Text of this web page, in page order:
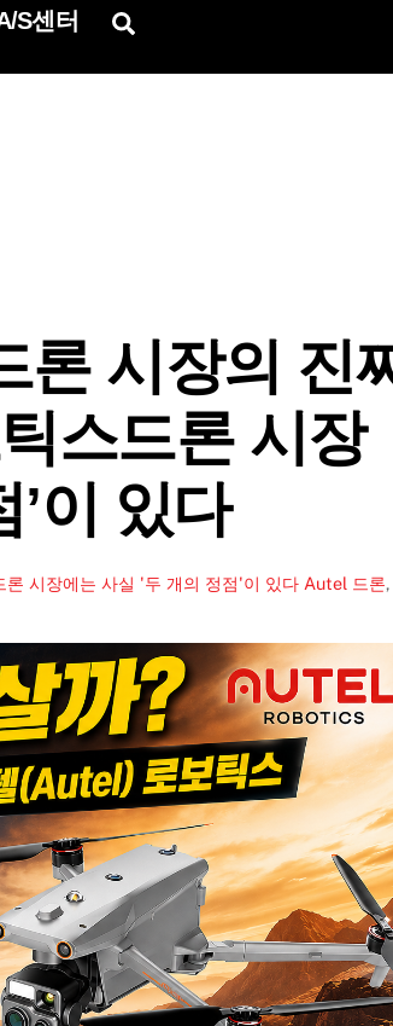
S센터
론 시장의 진
스드론 시장
’이 있다
시장에는 사실 '두 개의 정점'이 있다 Autel 드론,